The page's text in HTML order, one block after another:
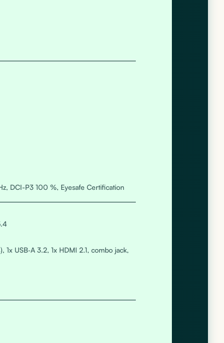
DCI-P3 100 %, Eyesafe Certification
1x USB‑A 3.2, 1x HDMI 2.1, combo jack,